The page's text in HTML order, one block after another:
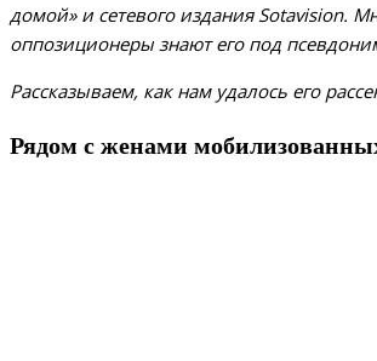
домой» и сетевого издания Sotavision.
оппозиционеры знают его под
Рассказываем, как нам удалось его
Рядом с женами